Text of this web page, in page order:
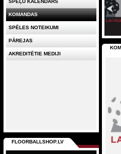
SPĒĻU KALENDĀRS
KOMANDAS
SPĒLES NOTEIKUMI
PĀREJAS
AKREDITĒTIE MEDIJI
FLOORBALLSHOP.LV